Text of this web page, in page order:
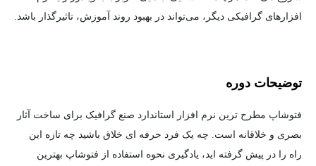
افزارهای گرافیکی دیگر،‌ می‌تواند در بهبود روند آموزش، تاثیرگذار باشد.
توضیحات دوره
فتوشاپ مطرح ترین نرم افزار استاندارد صنع گرافیک برای ساخت آثار
بصری و خلاقانه است. چه یک فرد حرفه ای خلاق باشید چه تازه این
راه را در پیش گرفته اید، یادگیری نحوه استفاده از فتوشاپ بهترین